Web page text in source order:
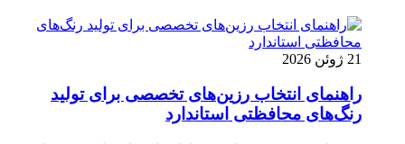
21 ژوئن 2026
راهنمای انتخاب رزین‌های تخصصی برای تولید
رنگ‌های محافظتی استاندارد